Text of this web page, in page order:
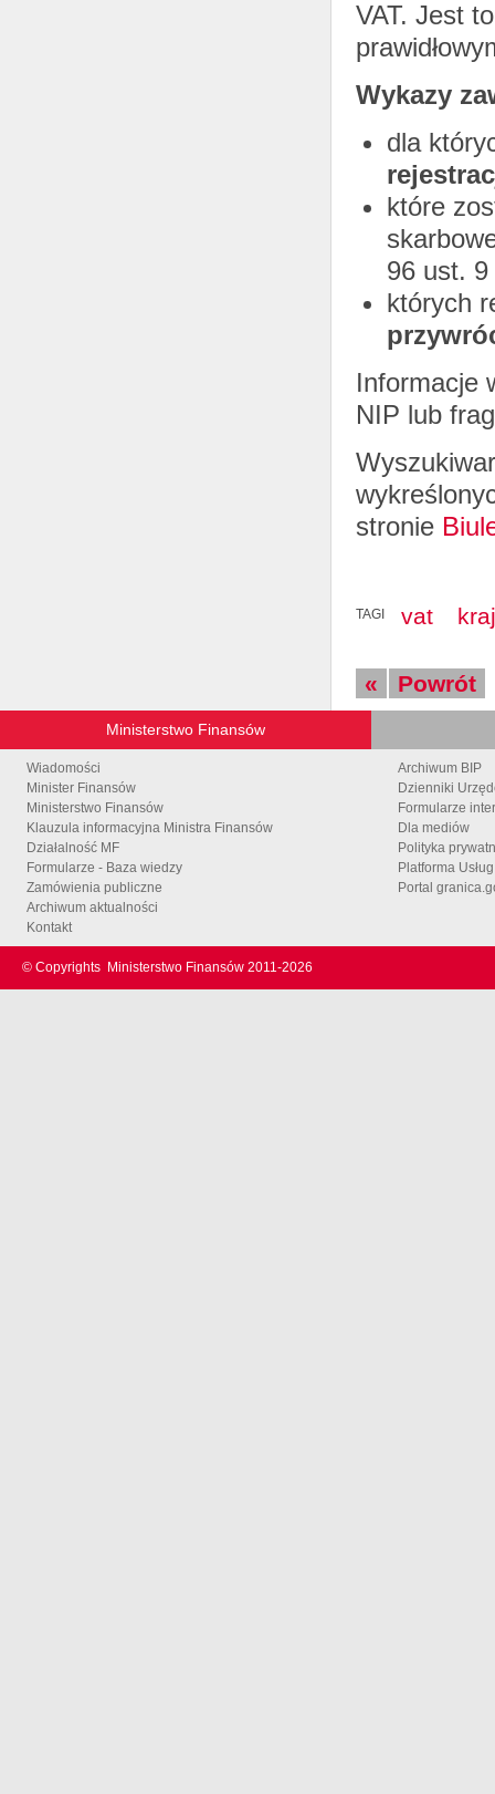
VAT. Jest
Wykazy
dla
które
96 ust.
których
Informacje
NIP lub
stronie
TAGI vat
« Powrót
Ministerstwo Finansów
Wiadomości
Minister Finansów
Ministerstwo Finansów
Klauzula informacyjna Ministra Finansów
Działalność MF
Formularze - Baza wiedzy
Zamówienia publiczne
Archiwum aktualności
Kontakt
Archiwum BIP
Dzienniki
Formularze
Dla mediów
Polityka
Platforma
Portal
© Copyrights Ministerstwo Finansów 2011-2026